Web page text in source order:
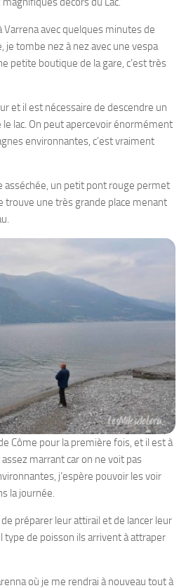
Varrena avec quelques minutes de
je tombe nez à nez avec une vespa
petite boutique de la gare, c’est très
et il est nécessaire de descendre un
lac. On peut apercevoir énormément
environnantes, c’est vraiment
asséchée, un petit pont rouge permet
trouve une très grande place menant
Côme pour la première fois, et il est à
marrant car on ne voit pas
j’espère pouvoir les voir
la journée.
préparer leur attirail et de lancer leur
type de poisson ils arrivent à attraper
où je me rendrai à nouveau tout à